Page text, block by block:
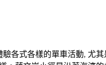
驗各式各樣的單車活動, 尤